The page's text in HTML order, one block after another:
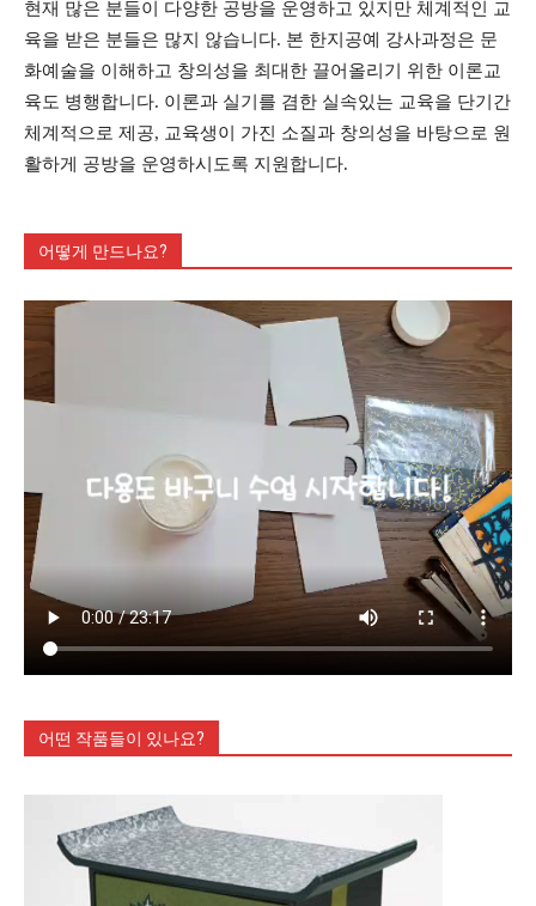
현재 많은 분들이 다양한 공방을 운영하고 있지만 체계적인 교
육을 받은 분들은 많지 않습니다. 본 한지공예 강사과정은 문
화예술을 이해하고 창의성을 최대한 끌어올리기 위한 이론교
육도 병행합니다. 이론과 실기를 겸한 실속있는 교육을 단기간
체계적으로 제공, 교육생이 가진 소질과 창의성을 바탕으로 원
활하게 공방을 운영하시도록 지원합니다.
어떻게 만드나요?
어떤 작품들이 있나요?